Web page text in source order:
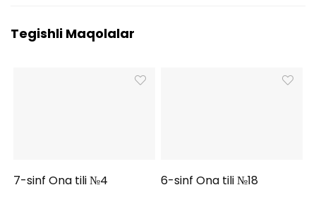
Tegishli Maqolalar
7-sinf Ona tili №4 6-sinf Ona tili №18